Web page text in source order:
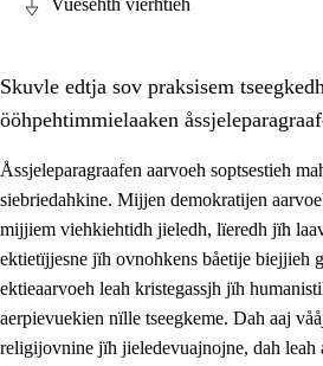
1. Lïerehtimmien aarvoevåarome
1.1 Almetjeaarvoe
1.2 Identiteete jïh kulturellen
Vuesehth vierhtieh
Skuvle edtja sov praksisem
ööhpehtimmielaaken
Åssjeleparagraafen aarvoeh soptsestieh
siebriedahkine. Mijjen demokratijen
mijjiem viehkiehtidh jieledh, lïeredh jïh
ektietïjjesne jïh ovnohkens båetije biejjieh
ektieaarvoeh leah kristegassjh jïh
aerpievuekien nïlle tseegkeme. Dah aaj
religijovnine jïh jieledevuajnojne, dah leah